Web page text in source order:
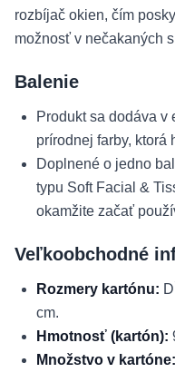
rozbíjač okien, čím
možnosť v nečakaných
Balenie
Produkt sa dodáva v
prírodnej farby, ktorá
Doplnené o jedno
typu Soft Facial &
okamžite začať
Veľkoobchodné
Rozmery kartónu:
cm.
Hmotnosť (kartón):
Množstvo v kartóne: